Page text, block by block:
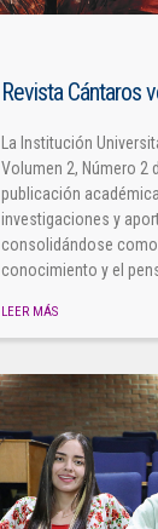
Revista Cántaros
La Institución
Volumen 2, Número 2
publicación
investigaciones y
consolidándose
conocimiento y el
LEER MÁS